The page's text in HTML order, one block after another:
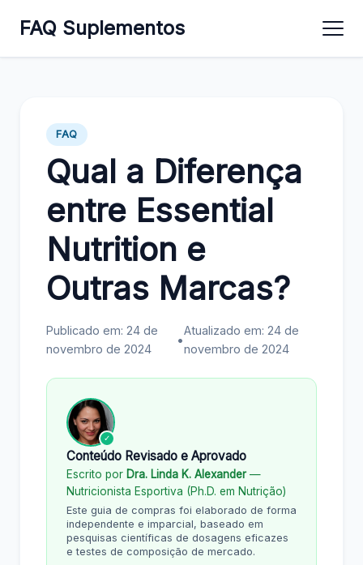
FAQ Suplementos
FAQ
Qual a Diferença
entre Essential
Nutrition e
Outras Marcas?
Publicado em: 24 de
novembro de 2024
•
Atualizado em: 24 de
novembro de 2024
✓
Conteúdo Revisado e Aprovado
Escrito por Dra. Linda K. Alexander—
Nutricionista Esportiva (Ph.D. em Nutrição)
Este guia de compras foi elaborado de forma
independente e imparcial, baseado em
pesquisas científicas de dosagens eficazes
e testes de composição de mercado.